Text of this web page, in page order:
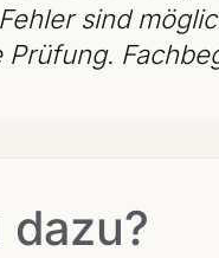
sind
dazu?